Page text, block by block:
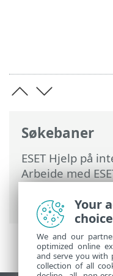
Søkebaner
ESET Hjelp på
Arbeide med
på ESETYour
choice
We and our
optimized online
and serve you with
collection of all